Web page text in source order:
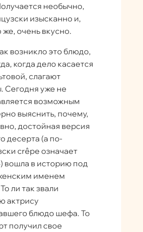
необычно,
изысканно и,
же, очень вкусно.
возникло это блюдо,
когда дело касается
слагают
Сегодня уже не
возможным
выяснить, почему,
достойная версия
десерта (а по-
сrêpe означает
вошла в историю под
именем
ли так звали
актрису
блюдо шефа. То
получил свое